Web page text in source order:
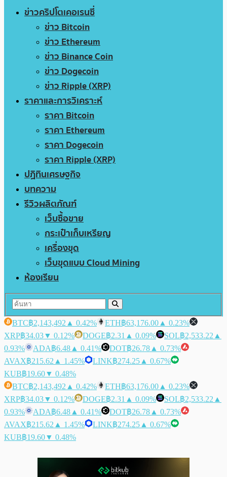
ข่าวคริปโตเคอเรนซี่
ข่าว Bitcoin
ข่าว Ethereum
ข่าว Binance Coin
ข่าว Dogecoin
ข่าว Ripple (XRP)
ราคาและการวิเคราะห์
ราคา Bitcoin
ราคา Ethereum
ราคา Dogecoin
ราคา Ripple (XRP)
ปฏิทินเศรษฐกิจ
บทความ
รีวิวผลิตภัณฑ์
เว็บซื้อขาย
กระเป๋าเก็บเหรียญ
เครื่องขุด
เว็บขุดแบบ Cloud Mining
ห้องเรียน
BTC฿2,143,492 ▲ 0.42% ETH฿63,176.00 ▲ 0.23%
XRP฿34.03▼ 0.12% DOGE฿2.31 ▲ 0.09% SOL฿2,533.22 ▲
0.93%
ADA฿6.48 ▲ 0.41% DOT฿26.78 ▲ 0.73%
AVAX฿215.62 ▲ 1.45% LINK฿274.25 ▲ 0.67%
KUB฿19.60▼ 0.48%
BTC฿2,143,492 ▲ 0.42% ETH฿63,176.00 ▲ 0.23%
XRP฿34.03▼ 0.12% DOGE฿2.31 ▲ 0.09% SOL฿2,533.22 ▲
0.93%
ADA฿6.48 ▲ 0.41% DOT฿26.78 ▲ 0.73%
AVAX฿215.62 ▲ 1.45% LINK฿274.25 ▲ 0.67%
KUB฿19.60▼ 0.48%